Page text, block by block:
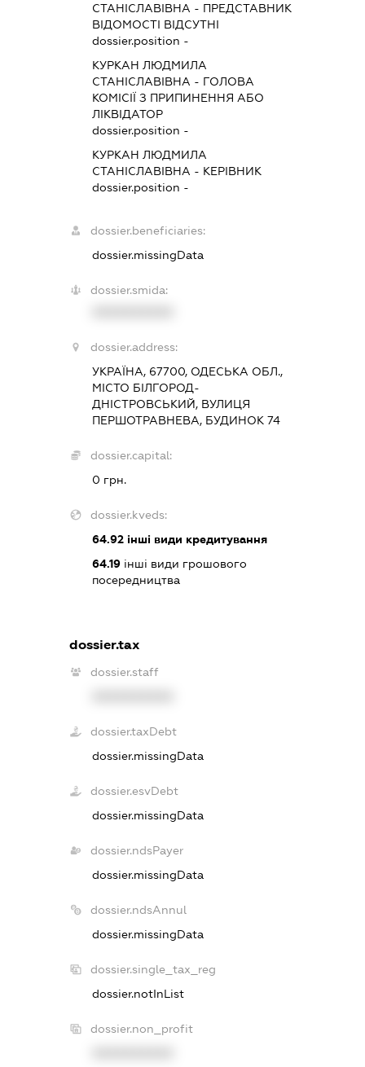
СТАНІСЛАВІВНА - ПРЕДСТАВНИК
ВІДОМОСТІ ВІДСУТНІ
dossier.position -
КУРКАН ЛЮДМИЛА
СТАНІСЛАВІВНА - ГОЛОВА
КОМІСІЇ З ПРИПИНЕННЯ АБО
ЛІКВІДАТОР
dossier.position -
КУРКАН ЛЮДМИЛА
СТАНІСЛАВІВНА - КЕРІВНИК
dossier.position -
dossier.beneficiaries:
dossier.missingData
dossier.smida:
dossier.address:
УКРАЇНА, 67700, ОДЕСЬКА ОБЛ.,
МІСТО БІЛГОРОД-
ДНІСТРОВСЬКИЙ, ВУЛИЦЯ
ПЕРШОТРАВНЕВА, БУДИНОК 74
dossier.capital:
0 грн.
dossier.kveds:
64.92 інші види кредитування
64.19 інші види грошового
посередництва
dossier.tax
dossier.staff
dossier.taxDebt
dossier.missingData
dossier.esvDebt
dossier.missingData
dossier.ndsPayer
dossier.missingData
dossier.ndsAnnul
dossier.missingData
dossier.single_tax_reg
dossier.notInList
dossier.non_profit